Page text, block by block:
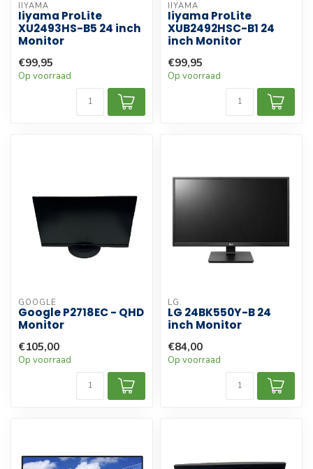
IIYAMA
Iiyama ProLite
XU2493HS-B5 24 inch
Monitor
€99,95
Op voorraad
IIYAMA
Iiyama ProLite
XUB2492HSC-B1 24
inch Monitor
€99,95
Op voorraad
GOOGLE
Google P2718EC - QHD
Monitor
€105,00
Op voorraad
LG.
LG 24BK550Y-B 24
inch Monitor
€84,00
Op voorraad